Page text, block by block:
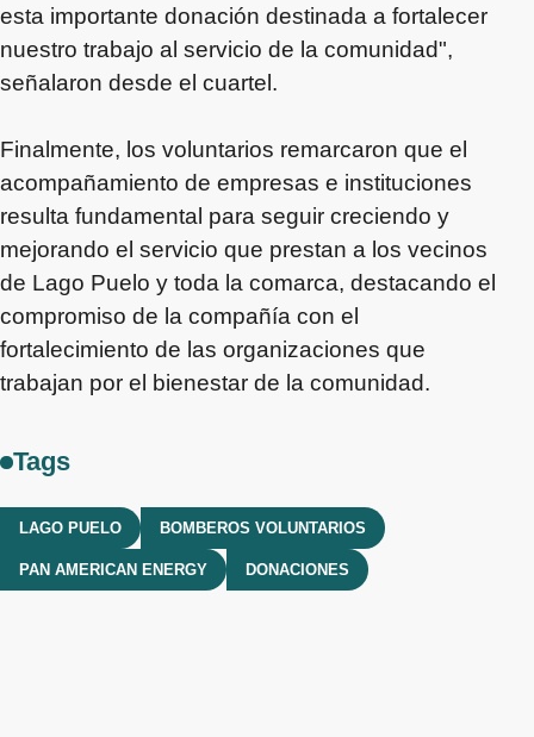
esta importante donación destinada a fortalecer
nuestro trabajo al servicio de la comunidad",
señalaron desde el cuartel.
Finalmente, los voluntarios remarcaron que el
acompañamiento de empresas e instituciones
resulta fundamental para seguir creciendo y
mejorando el servicio que prestan a los vecinos
de Lago Puelo y toda la comarca, destacando el
compromiso de la compañía con el
fortalecimiento de las organizaciones que
trabajan por el bienestar de la comunidad.
Tags
LAGO PUELO BOMBEROS VOLUNTARIOS
PAN AMERICAN ENERGY DONACIONES